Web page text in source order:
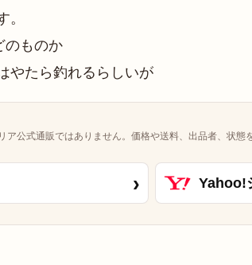
。
のものか
やたら釣れるらしいが
ア公式通販ではありません。価格や送料、出品者、状態
› Yahoo!